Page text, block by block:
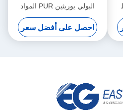
البولي يوريثين PUR المواد
اللاصقة تذوب الساخنة للأثاث
احصل على أفضل سعر